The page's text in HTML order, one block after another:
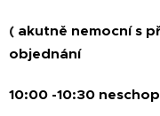
( akutně nemocní s
objednání
10:00 -10:30